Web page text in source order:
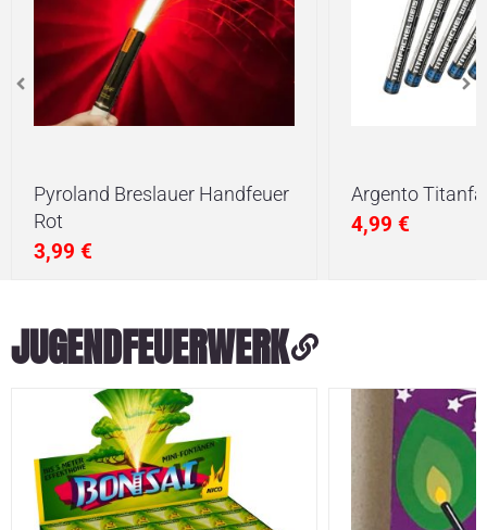
Pyroland Breslauer Handfeuer
Rot
3,99 €
Argento
4,99 €
JUGENDFEUERWERK